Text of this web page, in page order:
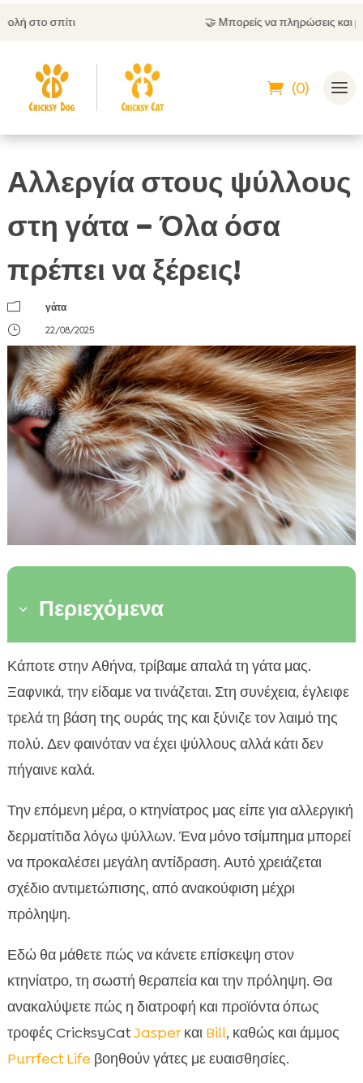
Μπορείς να πληρώσεις και με αντικαταβολή
(0)
Αλλεργία στους ψύλλους
στη γάτα – Όλα όσα
πρέπει να ξέρεις!
m
γάτα
}
22/08/2025
3 Περιεχόμενα
 Τι είναι η αλλεργική δερματίτιδα από ψύλλους
στις γάτες

Σημάδια και συμπτώματα που δεν πρέπει να
αγνοήσουμε
αλλεργία από ψύλλους γάτας
αντίδραση
Διάγνωση από τον κτηνίατρο
Άμεση ανακούφιση από τον κνησμό
Ολοκληρωμένο πρόγραμμα αποπαρασίτωσης
Πρόληψη στο σπίτι: καθαριότητα και
περιβαλλοντικός έλεγχος
 Διατροφή και ενίσχυση δέρματος-τριχώματος
 Πώς εντάσσουμε την CricksyCat στη ρουτίνα
μας
Φυσικές λύσεις που συμπληρώνουν τη
θεραπεία
Συχνά λάθη που επιδεινώνουν το πρόβλημα
Κάποτε στην Αθήνα, τρίβαμε απαλά τη γάτα μας.
Ξαφνικά, την είδαμε να τινάζεται. Στη συνέχεια, έγλειφε
τρελά τη βάση της ουράς της και ξύνιζε τον λαιμό της
πολύ. Δεν φαινόταν να έχει ψύλλους αλλά κάτι δεν
πήγαινε καλά.
Την επόμενη μέρα, ο κτηνίατρος μας είπε για αλλεργική
δερματίτιδα λόγω ψύλλων. Ένα μόνο τσίμπημα μπορεί
να προκαλέσει μεγάλη αντίδραση. Αυτό χρειάζεται
σχέδιο αντιμετώπισης, από ανακούφιση μέχρι
πρόληψη.
Εδώ θα μάθετε πώς να κάνετε επίσκεψη στον
κτηνίατρο, τη σωστή θεραπεία και την πρόληψη. Θα
ανακαλύψετε πώς η διατροφή και προϊόντα όπως
τροφές CricksyCatJasperκαι Bill, καθώς και άμμος
Purrfect Life βοηθούν γάτες με ευαισθησίες.